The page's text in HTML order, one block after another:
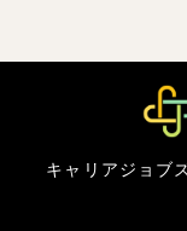
キャリアジョブ